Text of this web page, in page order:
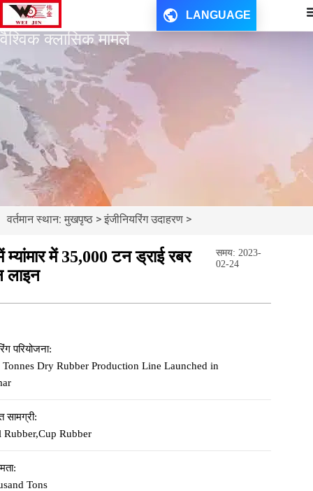
LANGUAGE
वैश्विक क्लासिक मामले
वर्तमान स्थान: मुखपृष्ठ > इंजीनियरिंग उदाहरण >
म्यांमार में 35,000 टन ड्राई रबर
लाइन
समय: 2023-
02-24
परियोजना:
Tonnes Dry Rubber Production Line Launched in
सामग्री:
Rubber,Cup Rubber
Tons